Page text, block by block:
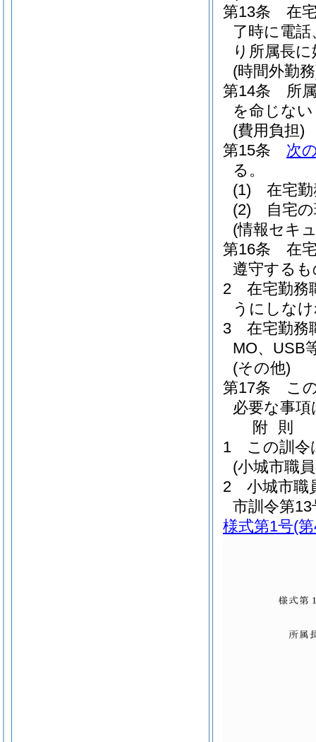
第13条
在
了時に電
り所属長
(時間外勤
第14条
所
を命じな
(費用負担)
第15条
次
る。
(1)
在宅
(2)
自宅
(情報セキ
第16条
在
遵守する
2
在宅勤務
うにしな
3
在宅勤務
MO、USB
(その他)
第17条
こ
必要な事
附 則
1
この訓令
(小城市職
2
小城市職
市訓令第13
様式第1号(